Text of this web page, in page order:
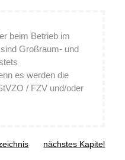
beim Betrieb im
Großraum- und
es werden die
/ FZV und/oder
nächstes Kapitel